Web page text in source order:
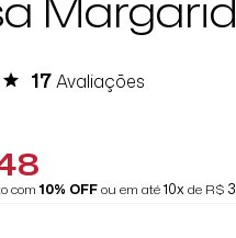
17Avaliações
com10% OFFou em até10xde R$